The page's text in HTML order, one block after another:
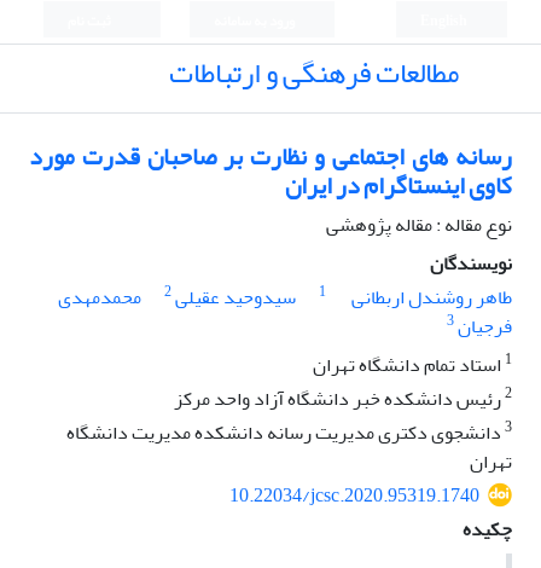
مطالعات فرهنگی و ارتباطات
رسانه های اجتماعی و نظارت بر صاحبان قدرت مورد
کاوی اینستاگرام در ایران
نوع مقاله : مقاله پژوهشی
نویسندگان
طاهر روشندل اربطانی
1 سیدوحید عقیلی2
محمدمهدی
فرجیان3
1 استاد تمام دانشگاه تهران
2رئیس دانشکده خبر دانشگاه آزاد واحد مرکز
3دانشجوی دکتری مدیریت رسانه دانشکده مدیریت دانشگاه
تهران
10.22034/jcsc.2020.95319.1740
چکیده